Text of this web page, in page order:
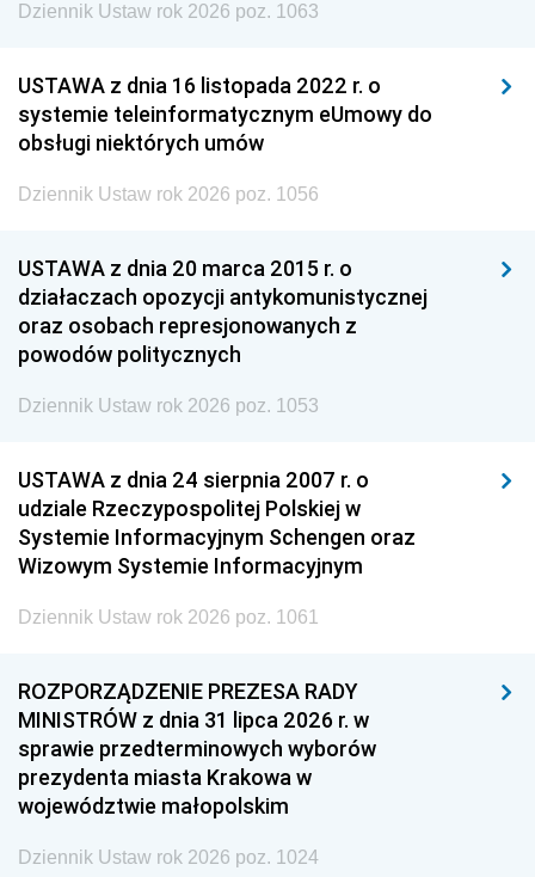
Dziennik Ustaw rok 2026 poz. 1063
USTAWA z dnia 16 listopada 2022 r. o
systemie teleinformatycznym eUmowy do
obsługi niektórych umów
Dziennik Ustaw rok 2026 poz. 1056
USTAWA z dnia 20 marca 2015 r. o
działaczach opozycji antykomunistycznej
oraz osobach represjonowanych z
powodów politycznych
Dziennik Ustaw rok 2026 poz. 1053
USTAWA z dnia 24 sierpnia 2007 r. o
udziale Rzeczypospolitej Polskiej w
Systemie Informacyjnym Schengen oraz
Wizowym Systemie Informacyjnym
Dziennik Ustaw rok 2026 poz. 1061
ROZPORZĄDZENIE PREZESA RADY
MINISTRÓW z dnia 31 lipca 2026 r. w
sprawie przedterminowych wyborów
prezydenta miasta Krakowa w
województwie małopolskim
Dziennik Ustaw rok 2026 poz. 1024